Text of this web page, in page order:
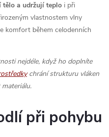
tělo a udržují teplo i při
vlastnostem vlny
komfort během celodenních
nejdéle, když ho doplníte
chrání strukturu vláken
při pohybu